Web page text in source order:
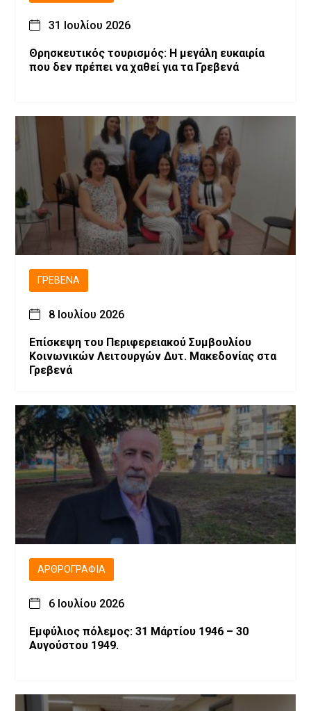
31 Ιουλίου 2026
Θρησκευτικός τουρισμός: Η μεγάλη ευκαιρία
που δεν πρέπει να χαθεί για τα Γρεβενά
ΓΡΕΒΕΝΆ
8 Ιουλίου 2026
Επίσκεψη του Περιφερειακού Συμβουλίου
Κοινωνικών Λειτουργών Δυτ. Μακεδονίας στα
Γρεβενά
ΑΡΘΡΟΓΡΑΦΊΑ
6 Ιουλίου 2026
Εμφύλιος πόλεμος: 31 Μάρτίου 1946 – 30
Αυγούστου 1949.